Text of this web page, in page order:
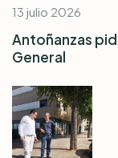
13 julio 2026
Antoñanzas
General